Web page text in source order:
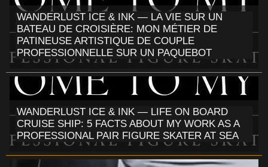
WANDERLUST ICE & INK — LA VIE SUR UN
BATEAU DE CROISIÈRE: MON MÉTIER DE
PATINEUSE ARTISTIQUE DE COUPLE
PROFESSIONNELLE SUR UN PAQUEBOT
WANDERLUST ICE & INK — LIFE ON BOARD
CRUISE SHIP: 5 FACTS ABOUT MY WORK AS A
PROFESSIONAL PAIR FIGURE SKATER AT SEA